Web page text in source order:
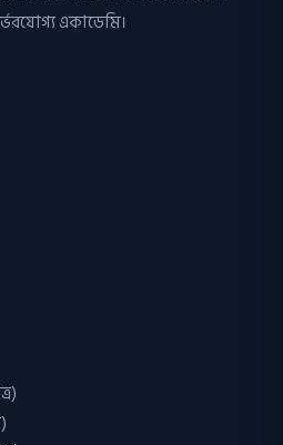
একাডেমি।